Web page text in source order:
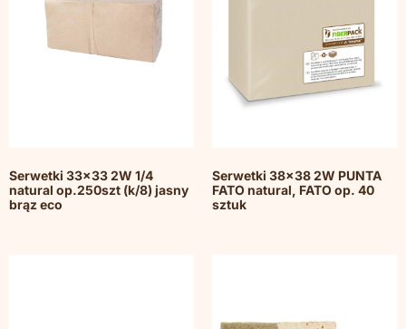
Serwetki 33×33 2W 1/4
natural op.250szt (k/8) jasny
brąz eco
Serwetki 38×38 2W PUNTA
FATO natural, FATO op. 40
sztuk